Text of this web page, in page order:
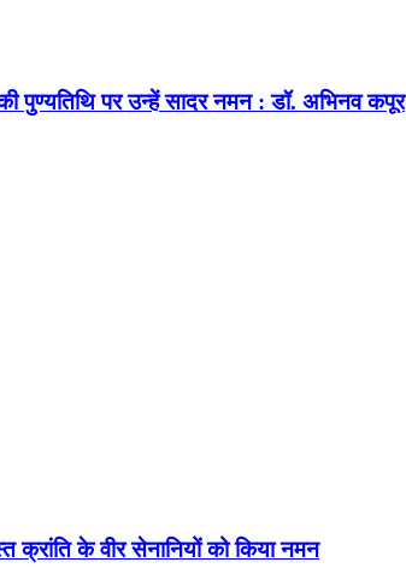
पुण्यतिथि पर उन्हें सादर नमन : डॉ. अभिनव कपूर
के वीर सेनानियों को किया नमन